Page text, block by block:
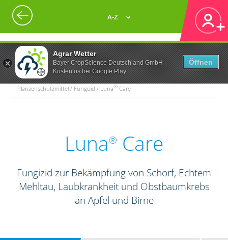
Agrar Wetter
Bayer CropScience Deutschland GmbH
Kostenlos bei Google Play
Öffnen
A-Z
Pflanzenschutzmittel / Fungizid / Luna® Care
Luna® Care
Fungizid zur Bekämpfung von Schorf, Echtem
Mehltau, Laubkrankheit und Obstbaumkrebs
an Apfel und Birne